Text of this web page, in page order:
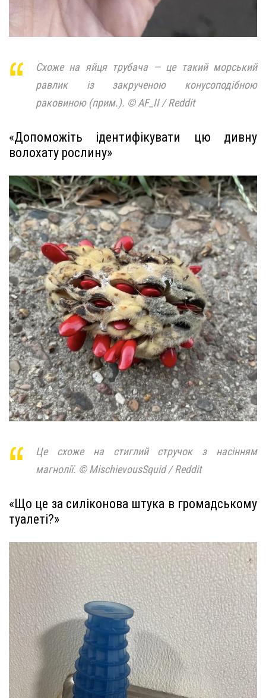
Схоже на яйця трубача — це такий морський
равлик із закрученою конусоподібною
раковиною (прим.). © AF_II / Reddit
«Допоможіть ідентифікувати цю дивну
волохату рослину»
Це схоже на стиглий стручок з насінням
магнолії. © MischievousSquid / Reddit
«Що це за силіконова штука в громадському
туалеті?»